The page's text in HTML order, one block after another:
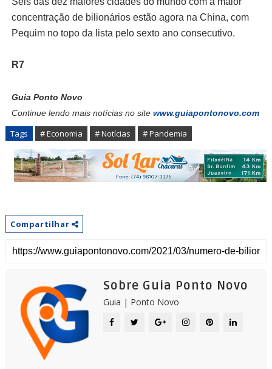
concentração de bilionários estão agora na China, com
Pequim no topo da lista pelo sexto ano consecutivo.
R7
Guia Ponto Novo
Continue lendo mais notícias no site www.guiapontonovo.com
Tags # Economia # Notícias # Pandemia
Compartilhar
Sobre Guia Ponto Novo
Guia | Ponto Novo